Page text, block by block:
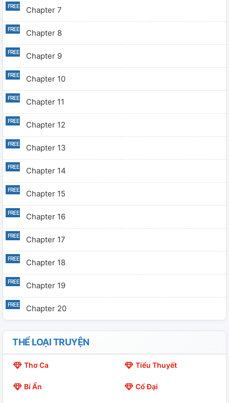
Chapter 7
Chapter 8
Chapter 9
Chapter 10
Chapter 11
Chapter 12
Chapter 13
Chapter 14
Chapter 15
Chapter 16
Chapter 17
Chapter 18
Chapter 19
Chapter 20
THỂ LOẠI TRUYỆN
Thơ Ca Tiểu Thuyết
Bí Ẩn Cổ Đại